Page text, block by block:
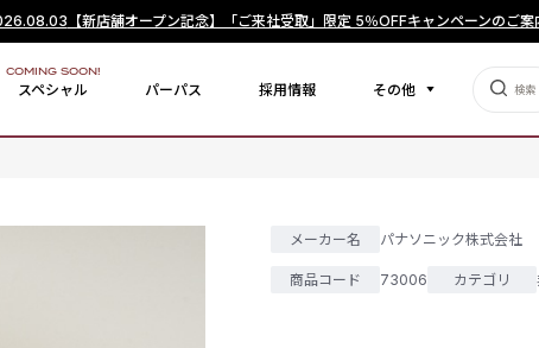
【新店舗オープン記念】「ご来社受取」限定 5％OFFキャンペーンのご案
スペシャル
COMING SOON!
パーパス 採用情報 その他
メーカー名 パナソニック株式会社
商品コード 73006 カテゴリ